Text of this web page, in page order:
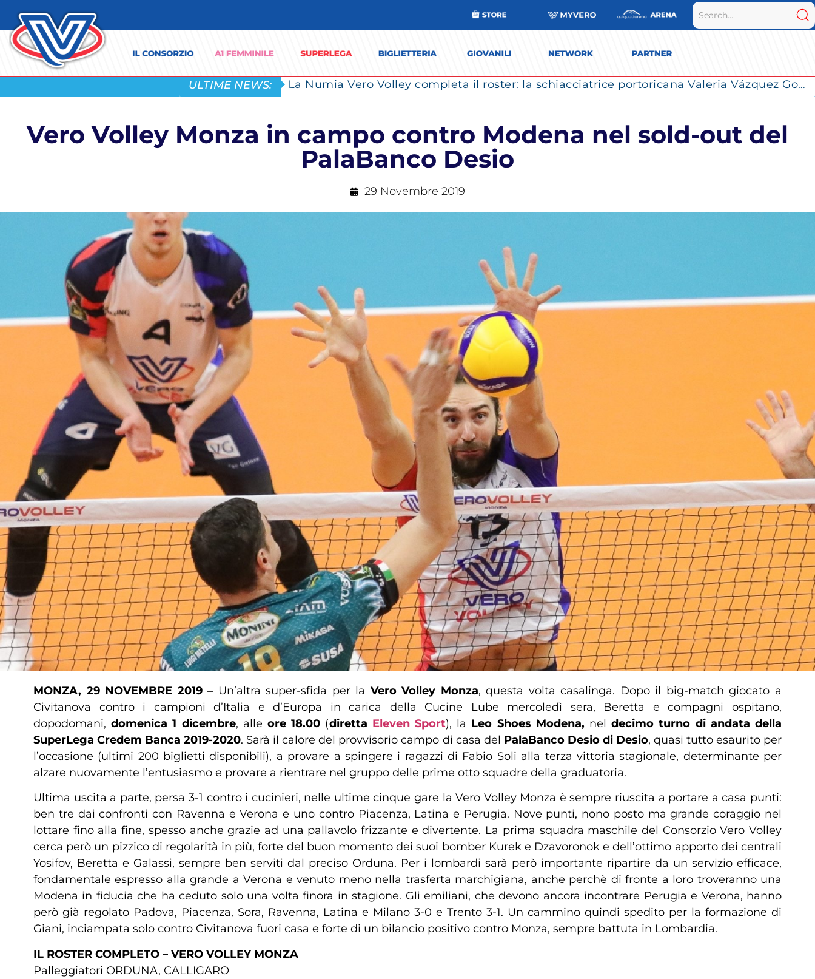
ULTIME NEWS: La Numia Vero Volley completa il roster: la schiacciatrice portoricana Valeria Vázquez Gomez è l’ultimo innesto di Milano per la stagione 2026/2027
Vero Volley Monza in campo contro Modena nel sold-out del
PalaBanco Desio
29 Novembre 2019
MONZA, 29 NOVEMBRE 2019 – Un’altra super-sfida per la Vero Volley Monza, questa volta casalinga. Dopo il big-match giocato a
Civitanova contro i campioni d’Italia e d’Europa in carica della Cucine Lube mercoledì sera, Beretta e compagni ospitano,
dopodomani,domenica 1 dicembre, alleore 18.00 (diretta Eleven Sport), la Leo Shoes Modena, neldecimo turno di andata della
SuperLega Credem Banca 2019-2020. Sarà il calore del provvisorio campo di casa del PalaBanco Desio di Desio, quasi tutto esaurito per
l’occasione (ultimi 200 biglietti disponibili), a provare a spingere i ragazzi di Fabio Soli alla terza vittoria stagionale, determinante per
alzare nuovamente l’entusiasmo e provare a rientrare nel gruppo delle prime otto squadre della graduatoria.
Ultima uscita a parte, persa 3-1 contro i cucinieri, nelle ultime cinque gare la Vero Volley Monza è sempre riuscita a portare a casa punti:
ben tre dai confronti con Ravenna e Verona e uno contro Piacenza, Latina e Perugia. Nove punti, nono posto ma grande coraggio nel
lottare fino alla fine, spesso anche grazie ad una pallavolo frizzante e divertente. La prima squadra maschile del Consorzio Vero Volley
cerca però un pizzico di regolarità in più, forte del buon momento dei suoi bomber Kurek e Dzavoronok e dell’ottimo apporto dei centrali
Yosifov, Beretta e Galassi, sempre ben serviti dal preciso Orduna. Per i lombardi sarà però importante ripartire da un servizio efficace,
fondamentale espresso alla grande a Verona e venuto meno nella trasferta marchigiana, anche perchè di fronte a loro troveranno una
Modena in fiducia che ha ceduto solo una volta finora in stagione. Gli emiliani, che devono ancora incontrare Perugia e Verona, hanno
però già regolato Padova, Piacenza, Sora, Ravenna, Latina e Milano 3-0 e Trento 3-1. Un cammino quindi spedito per la formazione di
Giani, inciampata solo contro Civitanova fuori casa e forte di un bilancio positivo contro Monza, sempre battuta in Lombardia.
IL ROSTER COMPLETO – VERO VOLLEY MONZA
Palleggiatori ORDUNA, CALLIGARO